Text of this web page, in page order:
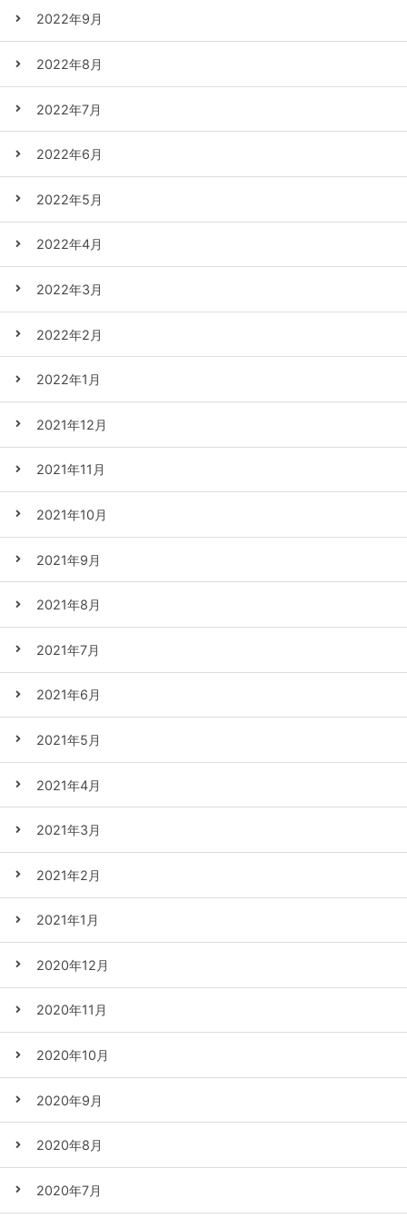
2022年9月
2022年8月
2022年7月
2022年6月
2022年5月
2022年4月
2022年3月
2022年2月
2022年1月
2021年12月
2021年11月
2021年10月
2021年9月
2021年8月
2021年7月
2021年6月
2021年5月
2021年4月
2021年3月
2021年2月
2021年1月
2020年12月
2020年11月
2020年10月
2020年9月
2020年8月
2020年7月